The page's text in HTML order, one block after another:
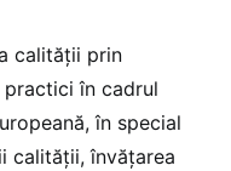
calităţii prin
practici în cadrul
în special
calităţii, învăţarea